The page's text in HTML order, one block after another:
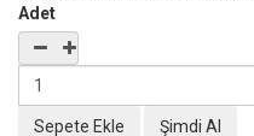
Adet